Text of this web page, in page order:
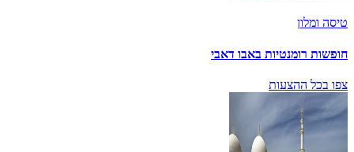
טיסה ומלון
חופשות רומנטיות באבו דאבי
צפו בכל ההצעות